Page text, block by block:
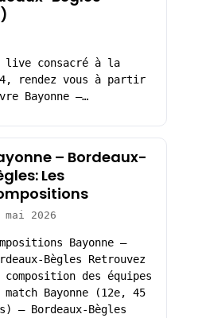
live consacré à la
rendez vous à partir
Bayonne –…
– Bordeaux-
Les
mai 2026
Bayonne –
Bègles Retrouvez
des équipes
match Bayonne (12e, 45
– Bordeaux-Bègles